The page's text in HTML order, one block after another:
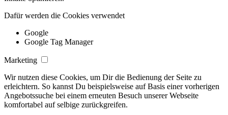
Dafür werden die Cookies verwendet
Google
Google Tag Manager
Marketing
Wir nutzen diese Cookies, um Dir die Bedienung der Seite zu
erleichtern. So kannst Du beispielsweise auf Basis einer vorherigen
Angebotssuche bei einem erneuten Besuch unserer Webseite
komfortabel auf selbige zurückgreifen.